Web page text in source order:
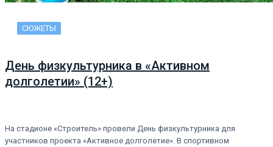
СЮЖЕТЫ
День физкультурника в «Активном
долголетии» (12+)
На стадионе «Строитель» провели День физкультурника для
участников проекта «Активное долголетие». В спортивном